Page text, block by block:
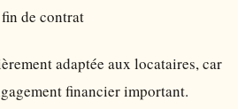
de contrat
adaptée aux locataires, car
financier important.